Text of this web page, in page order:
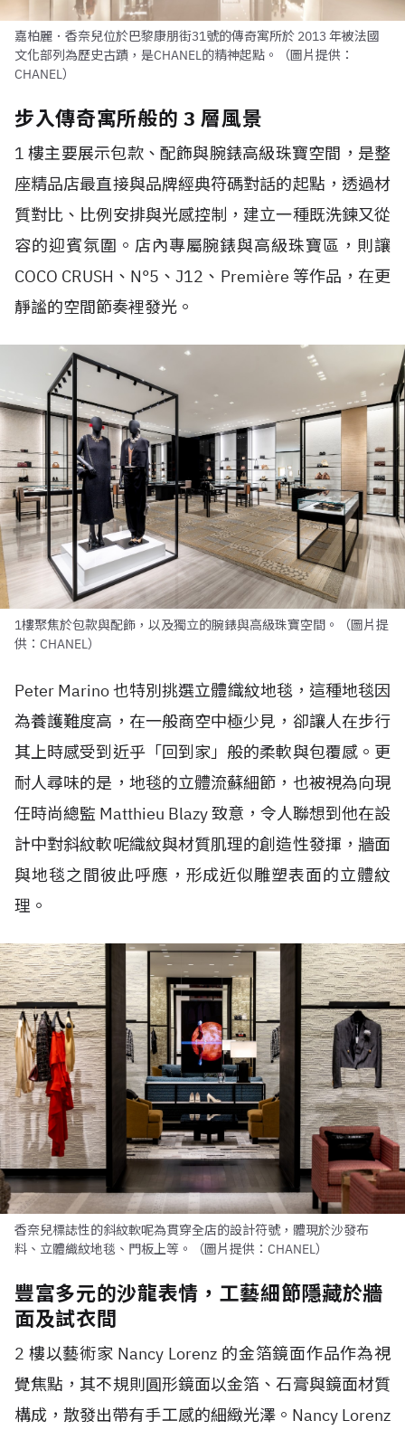
嘉柏麗．香奈兒位於巴黎康朋街31號的傳奇寓所於 2013 年被法國
文化部列為歷史古蹟，是CHANEL的精神起點。（圖片提供：
CHANEL）
步入傳奇寓所般的 3 層風景
1 樓主要展示包款、配飾與腕錶高級珠寶空間，是整
座精品店最直接與品牌經典符碼對話的起點，透過材
質對比、比例安排與光感控制，建立一種既洗鍊又從
容的迎賓氛圍。店內專屬腕錶與高級珠寶區，則讓
COCO CRUSH、N°5、J12、Première 等作品，在更
靜謐的空間節奏裡發光。
1樓聚焦於包款與配飾，以及獨立的腕錶與高級珠寶空間。（圖片提
供：CHANEL）
Peter Marino 也特別挑選立體織紋地毯，這種地毯因
為養護難度高，在一般商空中極少見，卻讓人在步行
其上時感受到近乎「回到家」般的柔軟與包覆感。更
耐人尋味的是，地毯的立體流蘇細節，也被視為向現
任時尚總監 Matthieu Blazy 致意，令人聯想到他在設
計中對斜紋軟呢織紋與材質肌理的創造性發揮，牆面
與地毯之間彼此呼應，形成近似雕塑表面的立體紋
理。
香奈兒標誌性的斜紋軟呢為貫穿全店的設計符號，體現於沙發布
料、立體織紋地毯、門板上等。（圖片提供：CHANEL）
豐富多元的沙龍表情，工藝細節隱藏於牆
面及試衣間
2 樓以藝術家 Nancy Lorenz 的金箔鏡面作品作為視
覺焦點，其不規則圓形鏡面以金箔、石膏與鏡面材質
構成，散發出帶有手工感的細緻光澤。Nancy Lorenz